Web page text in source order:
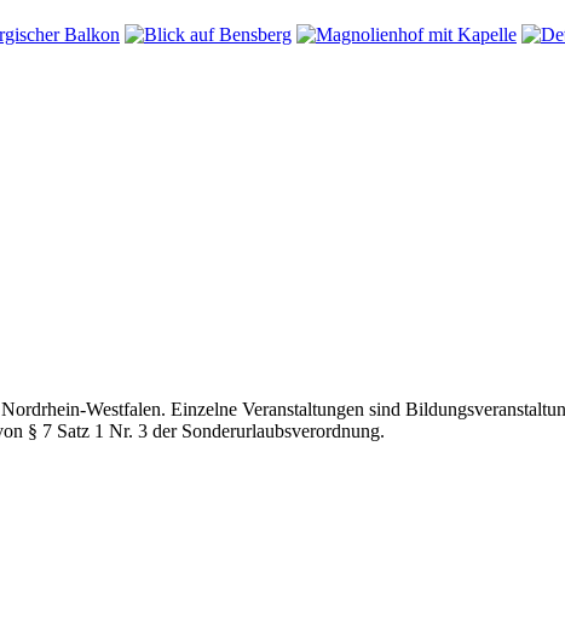
Westfalen. Einzelne Veranstaltungen sind
§ 7 Satz 1 Nr. 3 der Sonderurlaubsverordnung.